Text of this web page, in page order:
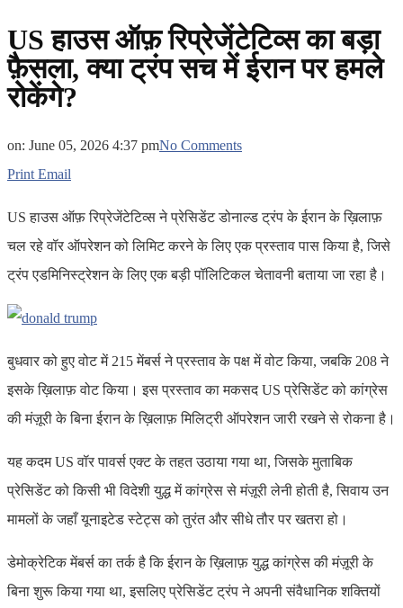
US हाउस ऑफ़ रिप्रेजेंटेटिव्स का बड़ा
फ़ैसला, क्या ट्रंप सच में ईरान पर हमले
रोकेंगे?
on: June 05, 2026 4:37 pmNo Comments
Print Email
US हाउस ऑफ़ रिप्रेजेंटेटिव्स ने प्रेसिडेंट डोनाल्ड ट्रंप के ईरान के ख़िलाफ़
चल रहे वॉर ऑपरेशन को लिमिट करने के लिए एक प्रस्ताव पास किया है, जिसे
ट्रंप एडमिनिस्ट्रेशन के लिए एक बड़ी पॉलिटिकल चेतावनी बताया जा रहा है।
बुधवार को हुए वोट में 215 मेंबर्स ने प्रस्ताव के पक्ष में वोट किया, जबकि 208 ने
इसके ख़िलाफ़ वोट किया। इस प्रस्ताव का मकसद US प्रेसिडेंट को कांग्रेस
की मंज़ूरी के बिना ईरान के ख़िलाफ़ मिलिट्री ऑपरेशन जारी रखने से रोकना है।
यह कदम US वॉर पावर्स एक्ट के तहत उठाया गया था, जिसके मुताबिक
प्रेसिडेंट को किसी भी विदेशी युद्ध में कांग्रेस से मंज़ूरी लेनी होती है, सिवाय उन
मामलों के जहाँ यूनाइटेड स्टेट्स को तुरंत और सीधे तौर पर खतरा हो।
डेमोक्रेटिक मेंबर्स का तर्क है कि ईरान के ख़िलाफ़ युद्ध कांग्रेस की मंज़ूरी के
बिना शुरू किया गया था, इसलिए प्रेसिडेंट ट्रंप ने अपनी संवैधानिक शक्तियों